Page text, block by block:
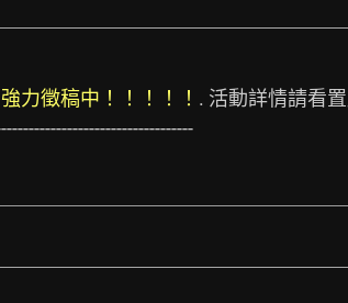
強力徵稿中！！！！！ . 活動詳情請看